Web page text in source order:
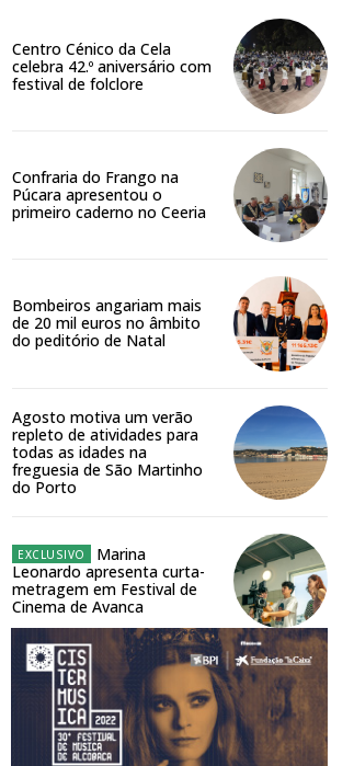
Centro Cénico da Cela
celebra 42.º aniversário com
festival de folclore
Confraria do Frango na
Púcara apresentou o
primeiro caderno no Ceeria
Bombeiros angariam mais
de 20 mil euros no âmbito
do peditório de Natal
Agosto motiva um verão
repleto de atividades para
todas as idades na
freguesia de São Martinho
do Porto
Marina
Leonardo apresenta curta-
metragem em Festival de
Cinema de Avanca